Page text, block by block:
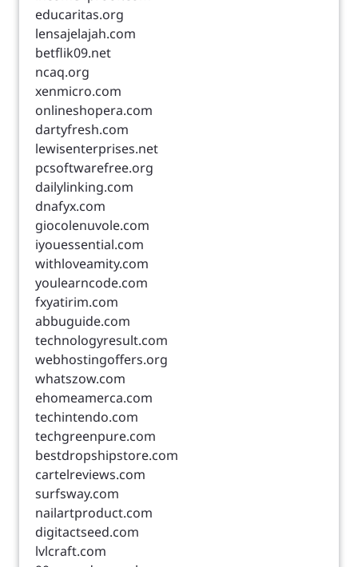
educaritas.org
lensajelajah.com
betflik09.net
ncaq.org
xenmicro.com
onlineshopera.com
dartyfresh.com
lewisenterprises.net
pcsoftwarefree.org
dailylinking.com
dnafyx.com
giocolenuvole.com
iyouessential.com
withloveamity.com
youlearncode.com
fxyatirim.com
abbuguide.com
technologyresult.com
webhostingoffers.org
whatszow.com
ehomeamerca.com
techintendo.com
techgreenpure.com
bestdropshipstore.com
cartelreviews.com
surfsway.com
nailartproduct.com
digitactseed.com
lvlcraft.com